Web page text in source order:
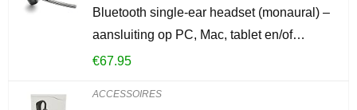
Bluetooth single-ear headset (monaural) –
aansluiting op PC, Mac, tablet en/of…
€67.95
ACCESSOIRES